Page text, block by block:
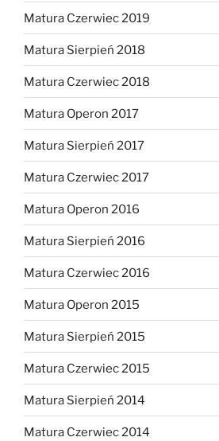
Matura Czerwiec 2019
Matura Sierpień 2018
Matura Czerwiec 2018
Matura Operon 2017
Matura Sierpień 2017
Matura Czerwiec 2017
Matura Operon 2016
Matura Sierpień 2016
Matura Czerwiec 2016
Matura Operon 2015
Matura Sierpień 2015
Matura Czerwiec 2015
Matura Sierpień 2014
Matura Czerwiec 2014